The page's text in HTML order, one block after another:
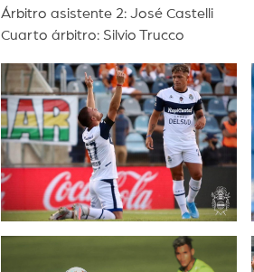
Árbitro asistente 2: José Castelli
Cuarto árbitro: Silvio Trucco